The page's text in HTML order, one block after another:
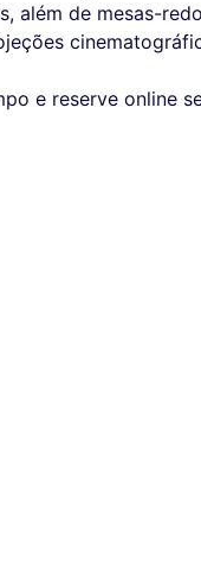
além de mesas-
e reserve online